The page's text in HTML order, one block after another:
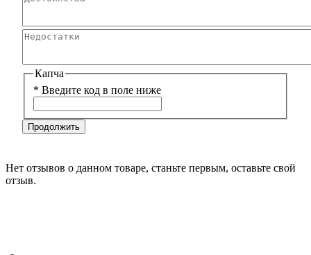
Капча
* Введите код в поле ниже
Продолжить
Нет отзывов о данном товаре, станьте первым, оставьте свой
отзыв.